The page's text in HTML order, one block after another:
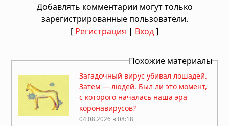
Добавлять комментарии могут только
зарегистрированные пользователи.
[ Регистрация | Вход]
Похожие материалы
Загадочный вирус убивал лошадей.
Затем — людей. Был ли это момент,
с которого началась наша эра
коронавирусов?
04.08.2026 в 08:18